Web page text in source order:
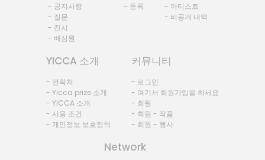
- 공지사항
- 질문
- 전시
- 배심원
- 등록
- 아티스트
- 비공개 내역
YICCA 소개
- 연락처
- Yicca prize 소개
- YICCA 소개
- 사용 조건
- 개인정보 보호정책
커뮤니티
- 로그인
- 여기서 회원가입을 하세요
- 회원
- 회원 - 작품
- 회원 - 행사
Network